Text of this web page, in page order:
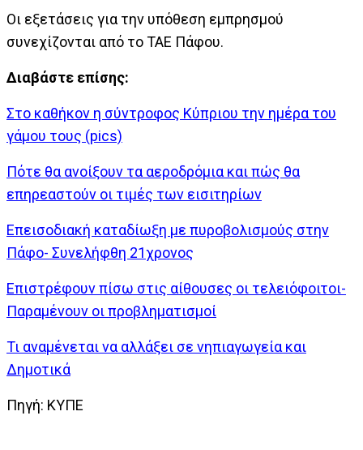
Οι εξετάσεις για την υπόθεση εμπρησμού
συνεχίζονται από το ΤΑΕ Πάφου.
Διαβάστε επίσης:
Στο καθήκον η σύντροφος Κύπριου την ημέρα του
γάμου τους (pics)
Πότε θα ανοίξουν τα αεροδρόμια και πώς θα
επηρεαστούν οι τιμές των εισιτηρίων
Επεισοδιακή καταδίωξη με πυροβολισμούς στην
Πάφο- Συνελήφθη 21χρονος
Επιστρέφουν πίσω στις αίθουσες οι τελειόφοιτοι-
Παραμένουν οι προβληματισμοί
Τι αναμένεται να αλλάξει σε νηπιαγωγεία και
Δημοτικά
Πηγή: ΚΥΠΕ